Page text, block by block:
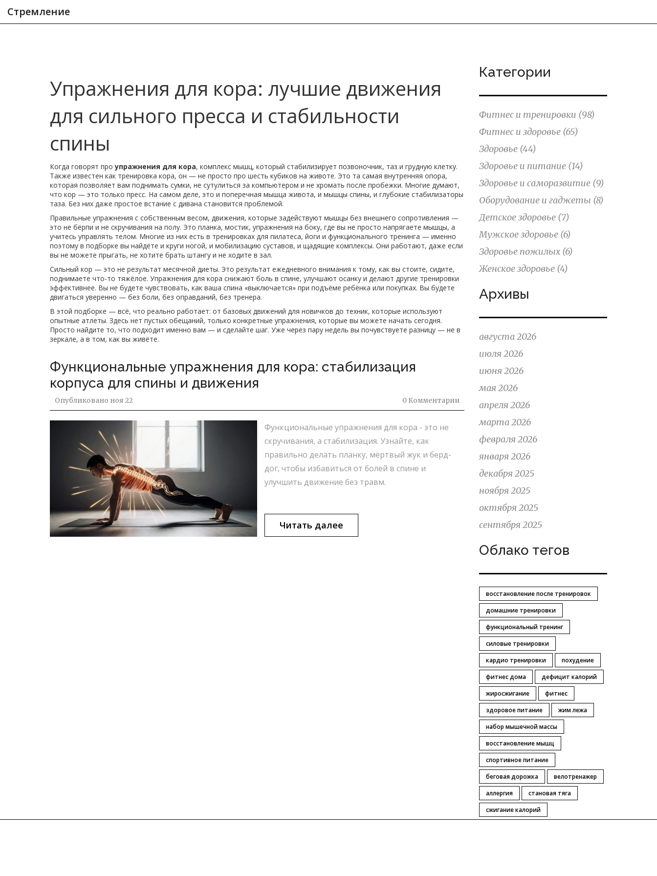
Стремление
Упражнения для кора: лучшие движения
для сильного пресса и стабильности
спины
Когда говорят проупражнения для кора, комплекс мышц, который стабилизирует позвоночник, таз и грудную клетку.
Также известен как тренировка кора, он — не просто про шесть кубиков на животе. Это та самая внутренняя опора,
которая позволяет вам поднимать сумки, не сутулиться за компьютером и не хромать после пробежки. Многие думают,
что кор — это только пресс. На самом деле, это и поперечная мышца живота, и мышцы спины, и глубокие стабилизаторы
таза. Без них даже простое встание с дивана становится проблемой.
Правильные упражнения с собственным весом, движения, которые задействуют мышцы без внешнего сопротивления —
это не бёрпи и не скручивания на полу. Это планка, мостик, упражнения на боку, где вы не просто напрягаете мышцы, а
учитесь управлять телом. Многие из них есть в тренировках для пилатеса, йоги и функционального тренинга — именно
поэтому в подборке вы найдёте и круги ногой, и мобилизацию суставов, и щадящие комплексы. Они работают, даже если
вы не можете прыгать, не хотите брать штангу и не ходите в зал.
Сильный кор — это не результат месячной диеты. Это результат ежедневного внимания к тому, как вы стоите, сидите,
поднимаете что-то тяжёлое. Упражнения для кора снижают боль в спине, улучшают осанку и делают другие тренировки
эффективнее. Вы не будете чувствовать, как ваша спина «выключается» при подъёме ребёнка или покупках. Вы будете
двигаться уверенно — без боли, без оправданий, без тренера.
В этой подборке — всё, что реально работает: от базовых движений для новичков до техник, которые используют
опытные атлеты. Здесь нет пустых обещаний, только конкретные упражнения, которые вы можете начать сегодня.
Просто найдите то, что подходит именно вам — и сделайте шаг. Уже через пару недель вы почувствуете разницу — не в
зеркале, а в том, как вы живёте.
Функциональные упражнения для кора: стабилизация
корпуса для спины и движения
Опубликовано ноя 22 0 Комментарии
Функциональные упражнения для кора - это не
скручивания, а стабилизация. Узнайте, как
правильно делать планку, мёртвый жук и берд-
дог, чтобы избавиться от болей в спине и
улучшить движение без травм.
Читать далее
Категории
Фитнес и тренировки (98)
Фитнес и здоровье (65)
Здоровье (44)
Здоровье и питание (14)
Здоровье и саморазвитие (9)
Оборудование и гаджеты (8)
Детское здоровье (7)
Мужское здоровье (6)
Здоровье пожилых (6)
Женское здоровье (4)
Архивы
августа 2026
июля 2026
июня 2026
мая 2026
апреля 2026
марта 2026
февраля 2026
января 2026
декабря 2025
ноября 2025
октября 2025
сентября 2025
Облако тегов
восстановление после тренировок
домашние тренировки
функциональный тренинг
силовые тренировки
кардио тренировки
похудение
фитнес дома
дефицит калорий
жиросжигание
фитнес
здоровое питание
жим лежа
набор мышечной массы
восстановление мышц
спортивное питание
беговая дорожка
велотренажер
аллергия
становая тяга
сжигание калорий